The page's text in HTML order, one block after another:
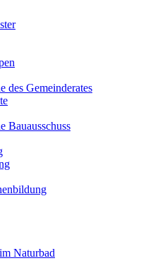
des Gemeinderates
Bauausschuss
Naturbad